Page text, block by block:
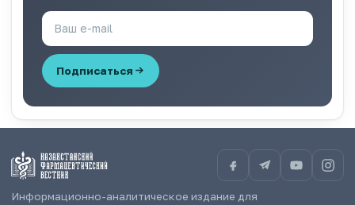
Подписаться
Информационно-аналитическое издание для